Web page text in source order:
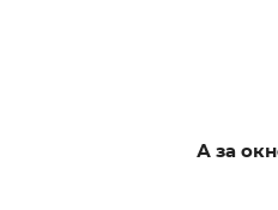
А за